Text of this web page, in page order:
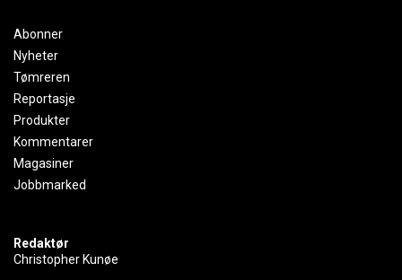
Abonner
Nyheter
Tømreren
Reportasje
Produkter
Kommentarer
Magasiner
Jobbmarked
Redaktør
Christopher Kunøe